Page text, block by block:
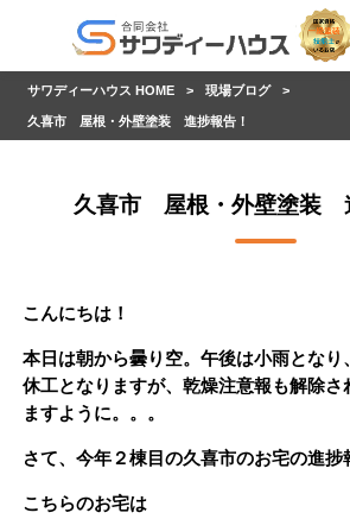
サワディーハウス HOME > 現場ブログ >
久喜市 屋根・外壁塗装 進捗報告！
久喜市 屋根・外壁塗装
こんにちは！
本日は朝から曇り空。午後は小雨となり
休工となりますが、乾燥注意報も解除さ
ますように。。。
さて、今年２棟目の久喜市のお宅の進捗
こちらのお宅は